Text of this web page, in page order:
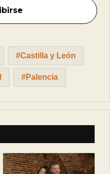
Castilla y León
Palencia